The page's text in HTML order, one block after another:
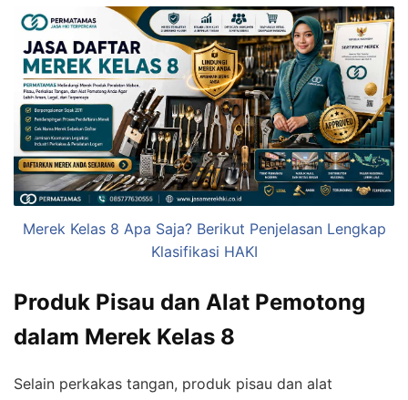
Merek Kelas 8 Apa Saja? Berikut Penjelasan Lengkap
Klasifikasi HAKI
Produk Pisau dan Alat Pemotong
dalam Merek Kelas 8
Selain perkakas tangan, produk pisau dan alat